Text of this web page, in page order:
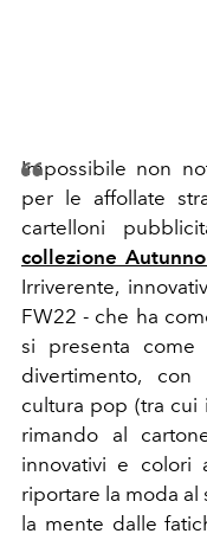
Impossibile non
per le affollate
cartelloni
collezione
Irriverente,
FW22 - che ha
si presenta come
divertimento,
cultura pop (tra cui
rimando al
innovativi e colori
riportare la moda
la mente dalle